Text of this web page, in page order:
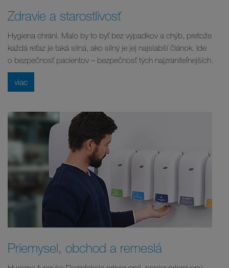
Zdravie a starostlivosť
Hygiena chráni. Malo by to byť bez výpadkov a chýb, pretože
každá reťaz je taká silná, ako silný je jej najslabší článok. Ide
o bezpečnosť pacientov – bezpečnosť tých najzraniteľnejších.
viac
Priemysel, obchod a remeslá